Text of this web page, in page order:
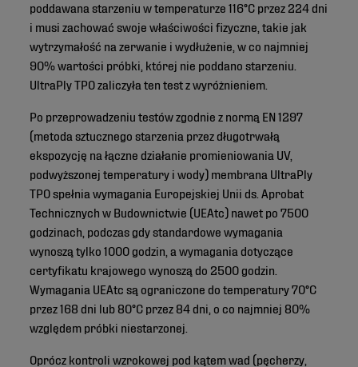
poddawana starzeniu w temperaturze 116°C przez 224 dni
i musi zachować swoje właściwości fizyczne, takie jak
wytrzymałość na zerwanie i wydłużenie, w co najmniej
90% wartości próbki, której nie poddano starzeniu.
UltraPly TPO zaliczyła ten test z wyróżnieniem.
Po przeprowadzeniu testów zgodnie z normą EN 1297
(metoda sztucznego starzenia przez długotrwałą
ekspozycję na łączne działanie promieniowania UV,
podwyższonej temperatury i wody) membrana UltraPly
TPO spełnia wymagania Europejskiej Unii ds. Aprobat
Technicznych w Budownictwie (UEAtc) nawet po 7500
godzinach, podczas gdy standardowe wymagania
wynoszą tylko 1000 godzin, a wymagania dotyczące
certyfikatu krajowego wynoszą do 2500 godzin.
Wymagania UEAtc są ograniczone do temperatury 70°C
przez 168 dni lub 80°C przez 84 dni, o co najmniej 80%
względem próbki niestarzonej.
Oprócz kontroli wzrokowej pod kątem wad (pęcherzy,